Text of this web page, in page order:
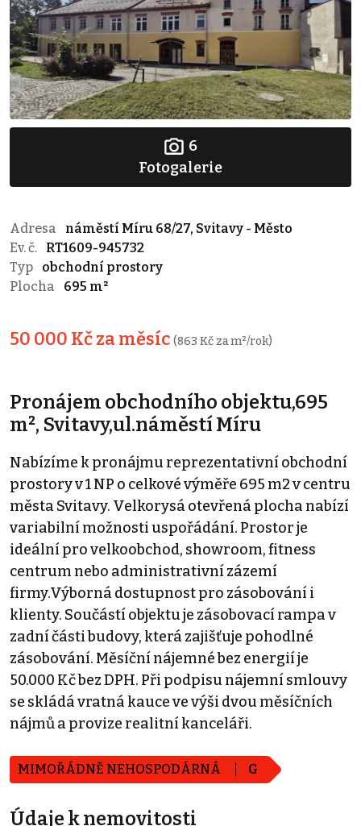
6
Fotogalerie
Adresa
náměstí Míru 68/27, Svitavy - Město
Ev. č.
RT1609-945732
Typ
obchodní prostory
Plocha
695 m²
50 000 Kč za měsíc (863 Kč za m²/rok)
Pronájem obchodního objektu,695
m², Svitavy,ul.náměstí Míru
Nabízíme k pronájmu reprezentativní obchodní
prostory v 1 NP o celkové výměře 695 m2 v centru
města Svitavy. Velkorysá otevřená plocha nabízí
variabilní možnosti uspořádání. Prostor je
ideální pro velkoobchod, showroom, fitness
centrum nebo administrativní zázemí
firmy.Výborná dostupnost pro zásobování i
klienty. Součástí objektu je zásobovací rampa v
zadní části budovy, která zajišťuje pohodlné
zásobování. Měsíční nájemné bez energií je
50.000 Kč bez DPH. Při podpisu nájemní smlouvy
se skládá vratná kauce ve výši dvou měsíčních
nájmů a provize realitní kanceláři.
MIMOŘÁDNĚ NEHOSPODÁRNÁ G
Údaje k nemovitosti